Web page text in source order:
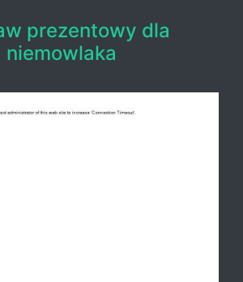
prezentowy dla
niemowlaka